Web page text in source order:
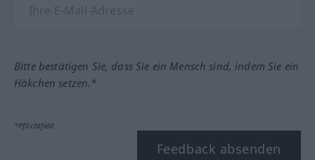
Bitte bestätigen Sie, dass Sie ein Mensch sind, indem Sie ein
Häkchen setzen.*
*Pflichtfeld
Feedback absenden